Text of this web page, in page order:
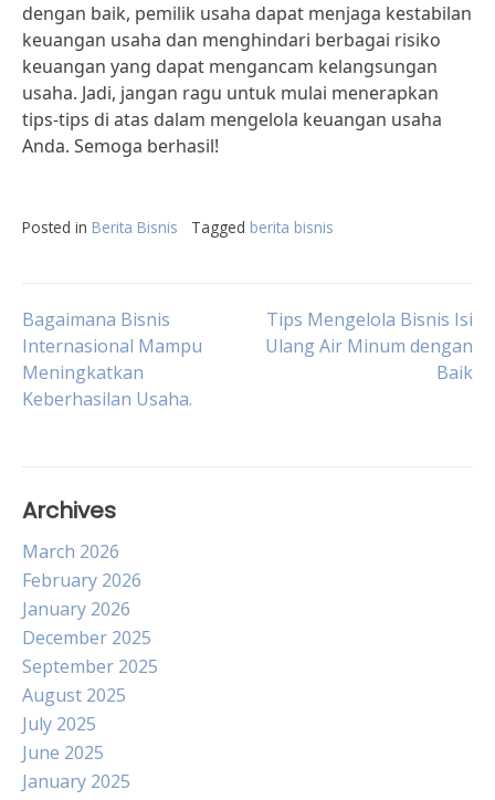
dengan baik, pemilik usaha dapat menjaga kestabilan
keuangan usaha dan menghindari berbagai risiko
keuangan yang dapat mengancam kelangsungan
usaha. Jadi, jangan ragu untuk mulai menerapkan
tips-tips di atas dalam mengelola keuangan usaha
Anda. Semoga berhasil!
Posted in Berita Bisnis Tagged berita bisnis
Post
navigation
Bagaimana Bisnis
Internasional Mampu
Meningkatkan
Keberhasilan Usaha.
Tips Mengelola Bisnis Isi
Ulang Air Minum dengan
Baik
Archives
March 2026
February 2026
January 2026
December 2025
September 2025
August 2025
July 2025
June 2025
January 2025